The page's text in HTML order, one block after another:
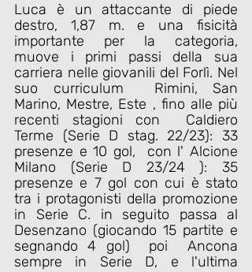
Luca è un attaccante di piede
destro, 1,87 m. e una fisicità
importante per la categoria,
muove i primi passi della sua
carriera nelle giovanili del Forlì. Nel
suo curriculum  Rimini, San
Marino, Mestre, Este , fino alle più
recenti stagioni con Caldiero
Terme (Serie D stag. 22/23): 33
presenze e 10 gol,  con l' Alcione
Milano (Serie D 23/24 ): 35
presenze e 7 gol con cui è stato
tra i protagonisti della promozione
in Serie C. in seguito passa al
Desenzano (giocando 15 partite e
segnando 4 gol)  poi  Ancona
sempre in Serie D, e l'ultima